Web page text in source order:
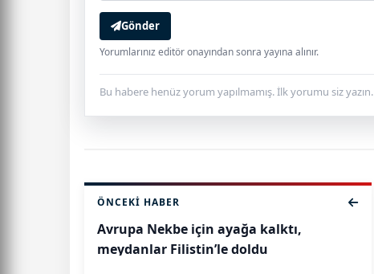
Gönder
Yorumlarınız editör onayından sonra yayına alınır.
Bu habere henüz yorum yapılmamış. İlk yorumu siz yazın.
ÖNCEKI HABER
Avrupa Nekbe için ayağa kalktı,
meydanlar Filistin’le doldu